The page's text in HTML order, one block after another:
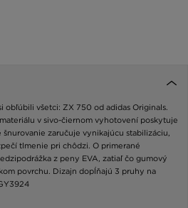
obľúbili všetci: ZX 750 od adidas Originals.
v sivo-čiernom vyhotovení poskytuje
zaručuje vynikajúcu stabilizáciu,
tlmenie pri chôdzi. O primerané
z peny EVA, zatiaľ čo gumový
povrchu. Dizajn dopĺňajú 3 pruhy na